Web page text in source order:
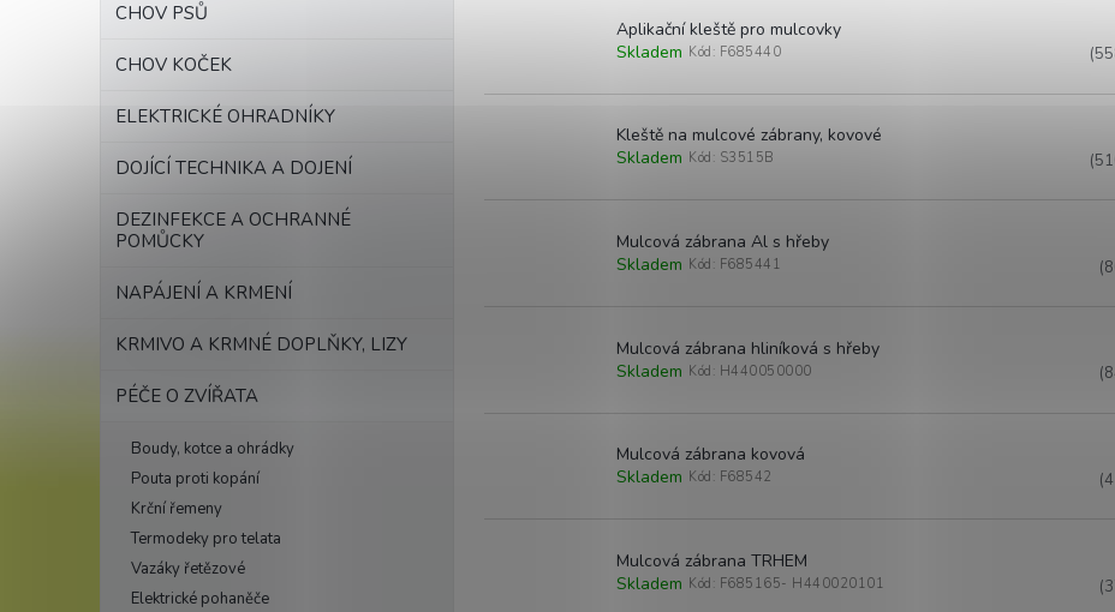
CHOV PSŮ
CHOV KOČEK
ELEKTRICKÉ OHRADNÍKY
DOJÍCÍ TECHNIKA A DOJENÍ
DEZINFEKCE A OCHRANNÉ
POMŮCKY
NAPÁJENÍ A KRMENÍ
KRMIVO A KRMNÉ DOPLŇKY, LIZY
PÉČE O ZVÍŘATA
Boudy, kotce a ohrádky
Pouta proti kopání
Krční řemeny
Termodeky pro telata
Vazáky řetězové
Elektrické pohaněče
u
s
Aplikační kleště pro mulcovky
Skladem Kód: F685440
Kleště na mulcové zábrany, kovové
Skladem Kód: S3515B
Mulcová zábrana Al s hřeby
Skladem Kód: F685441
Mulcová zábrana hliníková s hřeby
Skladem Kód: H440050000
Mulcová zábrana kovová
Skladem Kód: F68542
Mulcová zábrana TRHEM
Skladem Kód: F685165- H440020101